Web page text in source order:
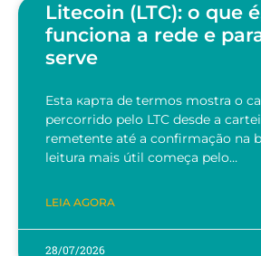
Litecoin (LTC): o que
funciona a rede e
serve
Esta карта de termos mostra o
percorrido pelo LTC desde a
remetente até a confirmação na
leitura mais útil começa pelo…
LEIA AGORA
28/07/2026